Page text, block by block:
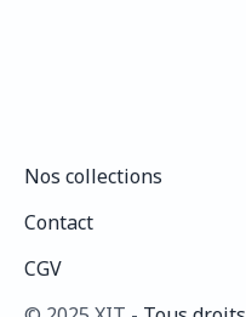
Nos collections
Contact
CGV